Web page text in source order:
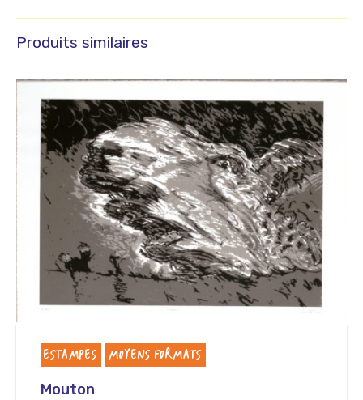
Produits similaires
ESTAMPES MOYENS FORMATS
Mouton